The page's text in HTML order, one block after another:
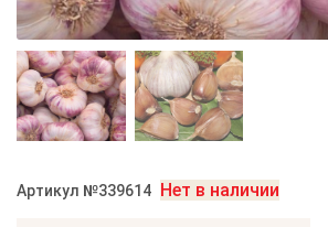
Артикул №339614 Нет в наличии